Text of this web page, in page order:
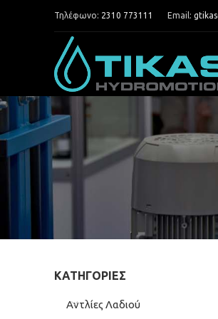
Τηλέφωνο: 2310 773111 Email:
ΚΑΤΗΓΟΡΊΕΣ
Αντλίες Λαδιού